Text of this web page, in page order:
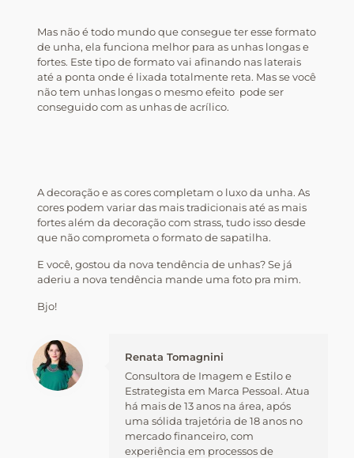
Mas não é todo mundo que consegue ter esse formato
de unha, ela funciona melhor para as unhas longas e
fortes. Este tipo de formato vai afinando nas laterais
até a ponta onde é lixada totalmente reta. Mas se você
não tem unhas longas o mesmo efeito pode ser
conseguido com as unhas de acrílico.
A decoração e as cores completam o luxo da unha. As
cores podem variar das mais tradicionais até as mais
fortes além da decoração com strass, tudo isso desde
que não comprometa o formato de sapatilha.
E você, gostou da nova tendência de unhas? Se já
aderiu a nova tendência mande uma foto pra mim.
Bjo!
Renata Tomagnini
Consultora de Imagem e Estilo e
Estrategista em Marca Pessoal. Atua
há mais de 13 anos na área, após
uma sólida trajetória de 18 anos no
mercado financeiro, com
experiência em processos de